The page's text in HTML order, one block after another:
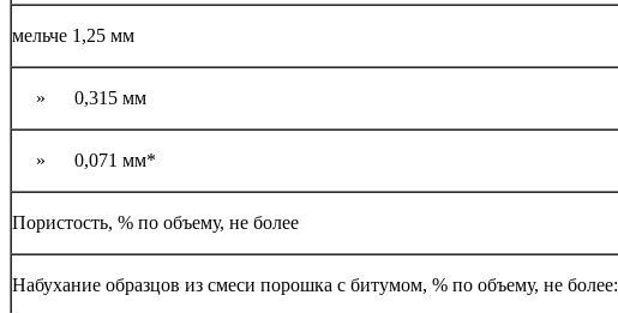
мельче 1,25 мм
» 0,315 мм
» 0,071 мм*
Пористость, % по объему, не более
Набухание образцов из смеси порошка с битумом, % по объему, не более: